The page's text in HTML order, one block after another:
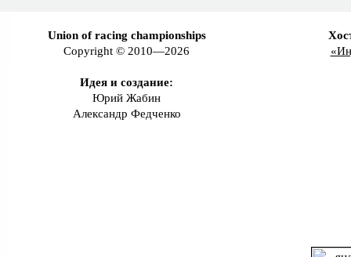
Union of racing championships
Copyright © 2010—2026
Идея и создание:
Юрий Жабин
Александр Федченко